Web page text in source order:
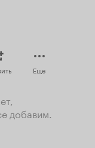
Еще
добавим.